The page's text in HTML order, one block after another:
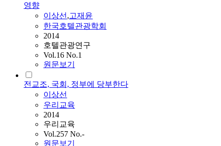
영향
이상선,고재윤
한국호텔관광학회
2014
호텔관광연구
Vol.16 No.1
원문보기
전교조, 국회, 정부에 당부한다
이상선
우리교육
2014
우리교육
Vol.257 No.-
원문보기